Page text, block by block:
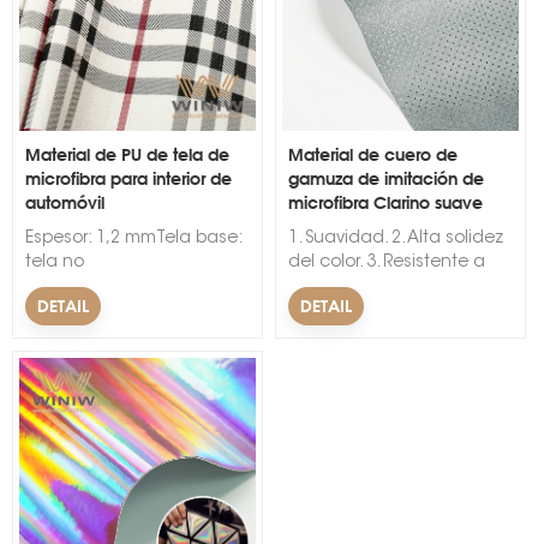
Material de PU de tela de
microfibra para interior de
automóvil
Espesor: 1,2 mmTela base:
tela no
tejidaCaracterísticas:1.
Comparado con
amigable con el medio
ambiente, resistente, de
alto acabado y liviano.2.
La superficie del producto
no es fácil de producir
arrugas y desgaste.3.
Súper suave, buena
sensación de superficie.4.
DETAIL
Material de cuero de
gamuza de imitación de
microfibra Clarino suave
1. Suavidad. 2. Alta solidez
del color. 3. Resistente a
las arrugas. &nbsp; &nbsp;
DETAIL